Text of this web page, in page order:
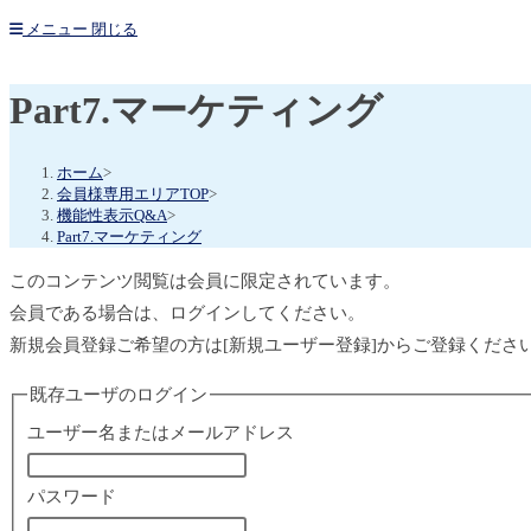
メニュー 閉じる
Part7.マーケティング
ホーム>
会員様専用エリアTOP>
機能性表示Q&A>
Part7.マーケティング
このコンテンツ閲覧は会員に限定されています。
会員である場合は、ログインしてください。
新規会員登録ご希望の方は[新規ユーザー登録]からご登録くださ
既存ユーザのログイン
ユーザー名またはメールアドレス
パスワード